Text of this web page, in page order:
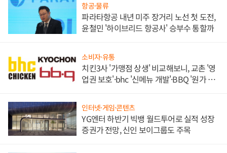
항공·물류
파라타항공 내년 미주 장거리 노선 첫 도전,
윤철민 '하이브리드 항공사' 승부수 통할까
소비자·유통
치킨3사 '가맹점 상생' 비교해보니, 교촌 '영
업권 보호'·bhc '신메뉴 개발'·BBQ '원가 부
인터넷·게임·콘텐츠
YG엔터 하반기 빅뱅 월드투어로 실적 성장
증권가 전망, 신인 보이그룹도 주목